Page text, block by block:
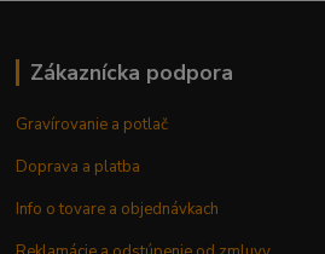
Zákaznícka podpora
Gravírovanie a potlač
Doprava a platba
Info o tovare a objednávkach